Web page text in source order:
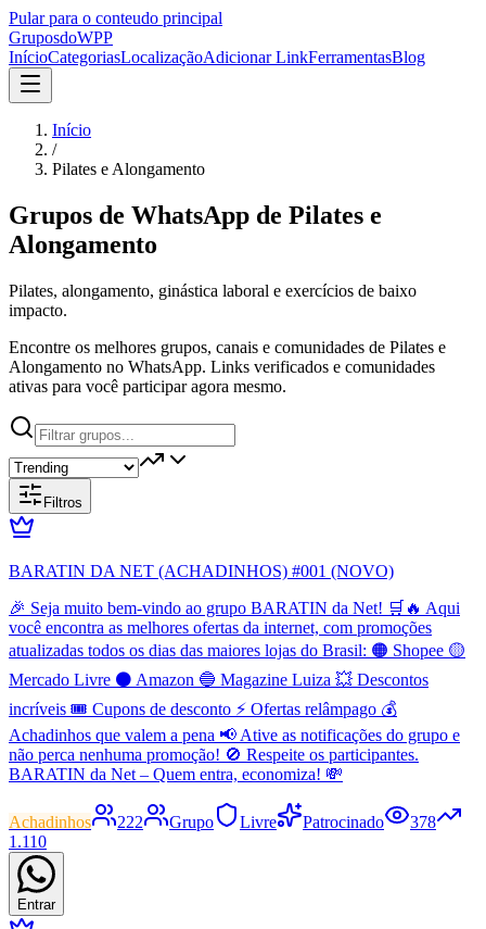
Pular para o conteudo principal
GruposdoWPP
InícioCategoriasLocalizaçãoAdicionar LinkFerramentasBlog
Início
/
Pilates e Alongamento
Grupos de WhatsApp de Pilates e
Alongamento
Pilates, alongamento, ginástica laboral e exercícios de baixo
impacto.
Encontre os melhores grupos, canais e comunidades de Pilates e
Alongamento no WhatsApp. Links verificados e comunidades
ativas para você participar agora mesmo.
Filtros
BARATIN DA NET (ACHADINHOS) #001 (NOVO)
🎉 Seja muito bem-vindo ao grupo BARATIN da Net! 🛒🔥 Aqui
você encontra as melhores ofertas da internet, com promoções
atualizadas todos os dias das maiores lojas do Brasil: 🟠 Shopee 🟡
Mercado Livre ⚫ Amazon 🔵 Magazine Luiza 💥 Descontos
incríveis 🎟️ Cupons de desconto ⚡ Ofertas relâmpago 💰
Achadinhos que valem a pena 📢 Ative as notificações do grupo e
não perca nenhuma promoção! 🚫 Respeite os participantes.
BARATIN da Net – Quem entra, economiza! 💸
Achadinhos 222 Grupo Livre Patrocinado
378
1.110
Entrar